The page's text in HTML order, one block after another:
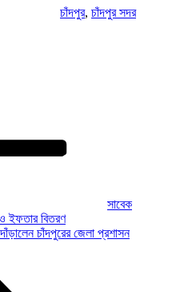
চাঁদপুর, চাঁদপুর সদর
সাবেক
ইফতার বিতরণ
চাঁদপুরের জেলা প্রশাসন